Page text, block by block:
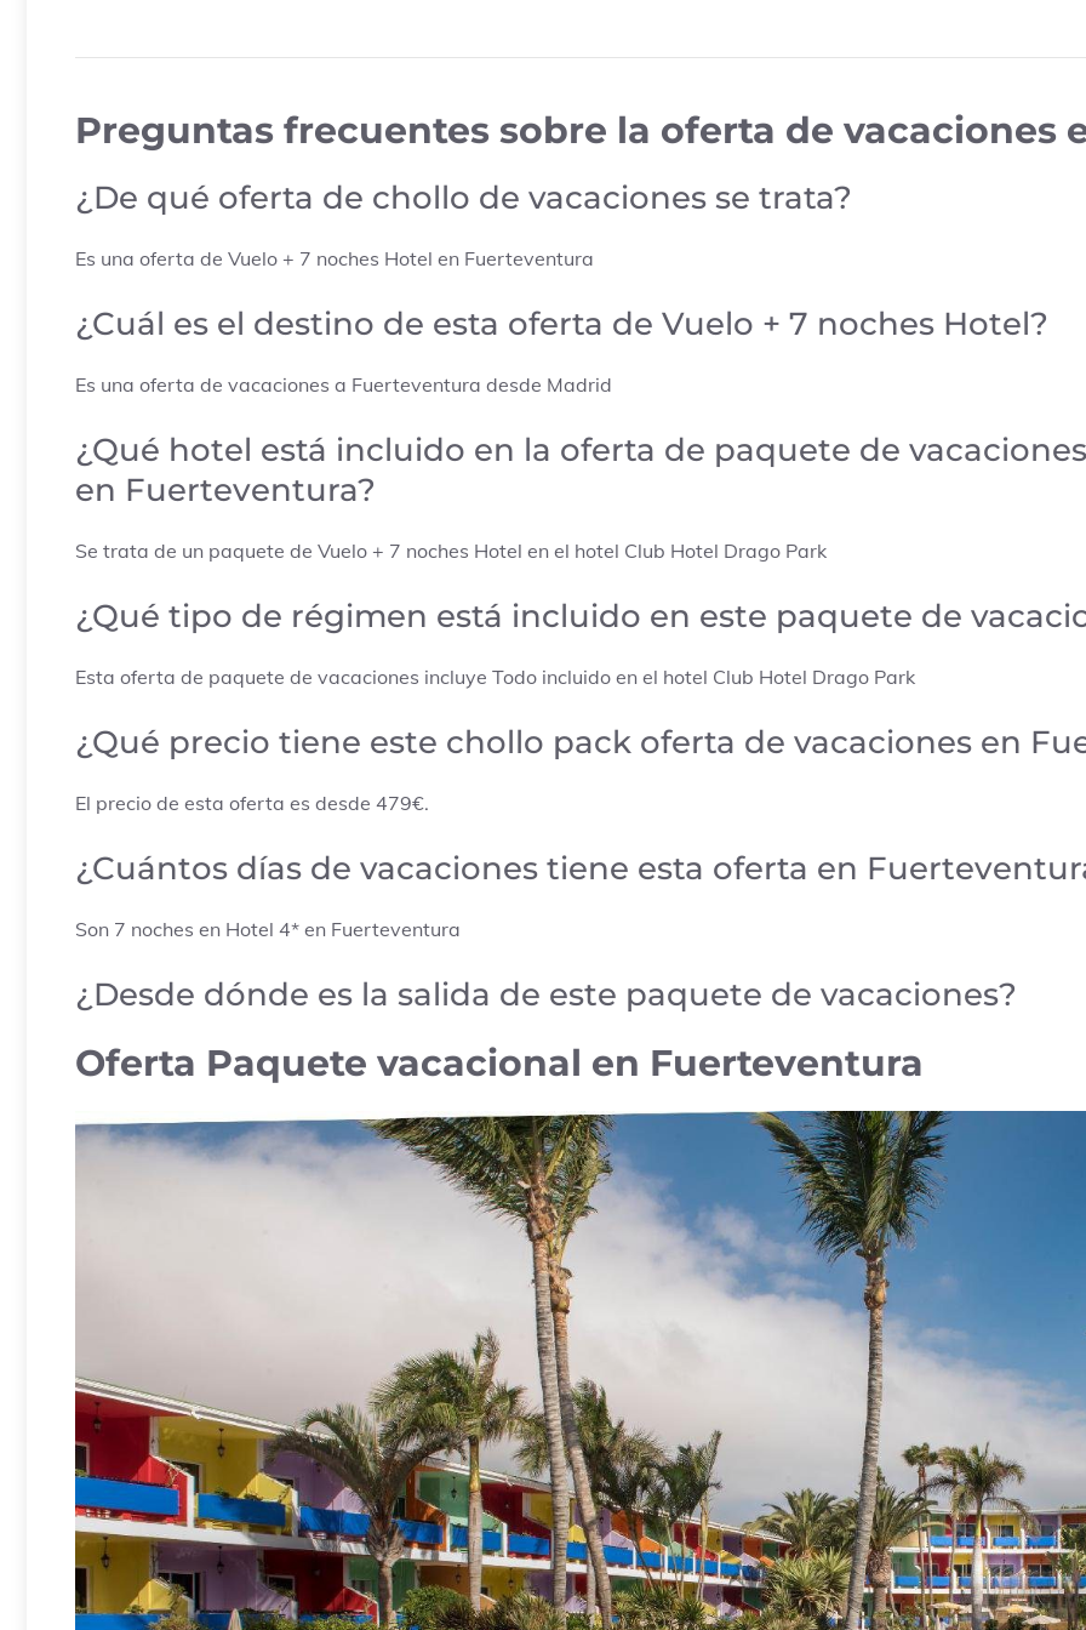
Preguntas frecuentes sobre la oferta de vacaciones
¿De qué oferta de chollo de vacaciones se trata?
Es una oferta de Vuelo + 7 noches Hotel en Fuerteventura
¿Cuál es el destino de esta oferta de Vuelo + 7 noches Hotel?
Es una oferta de vacaciones a Fuerteventura desde Madrid
¿Qué hotel está incluido en la oferta de paquete de
en Fuerteventura?
Se trata de un paquete de Vuelo + 7 noches Hotel en el hotel Club Hotel Drago Park
¿Qué tipo de régimen está incluido en este paquete de
Esta oferta de paquete de vacaciones incluye Todo incluido en el hotel Club Hotel Drago Park
¿Qué precio tiene este chollo pack oferta de vacaciones en
El precio de esta oferta es desde 479€.
¿Cuántos días de vacaciones tiene esta oferta en
Son 7 noches en Hotel 4* en Fuerteventura
¿Desde dónde es la salida de este paquete de vacaciones?
Oferta Paquete vacacional en Fuerteventura